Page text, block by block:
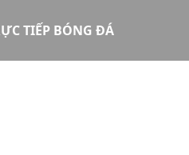
TIẾP BÓNG ĐÁ